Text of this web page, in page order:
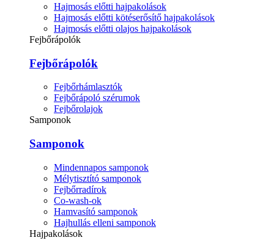
Hajmosás előtti hajpakolások
Hajmosás előtti kötéserősítő hajpakolások
Hajmosás előtti olajos hajpakolások
Fejbőrápolók
Fejbőrápolók
Fejbőrhámlasztók
Fejbőrápoló szérumok
Fejbőrolajok
Samponok
Samponok
Mindennapos samponok
Mélytisztító samponok
Fejbőrradírok
Co-wash-ok
Hamvasító samponok
Hajhullás elleni samponok
Hajpakolások